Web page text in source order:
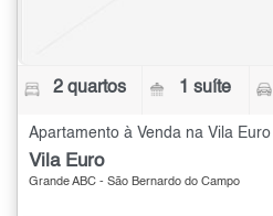
2 quartos 1 suíte
Apartamento à Venda na Vila
Vila Euro
Grande ABC - São Bernardo do Campo